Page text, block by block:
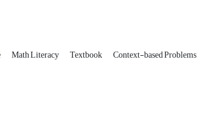
Math Literacy Textbook Context-based Problems